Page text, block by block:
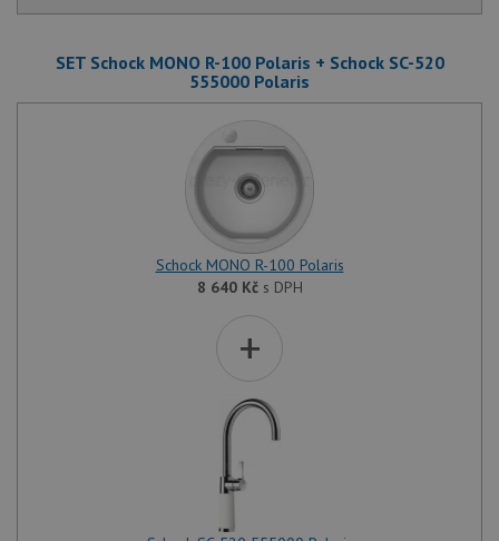
SET Schock MONO R-100 Polaris + Schock SC-520
555000 Polaris
Schock MONO R-100 Polaris
8 640 Kčs DPH
+